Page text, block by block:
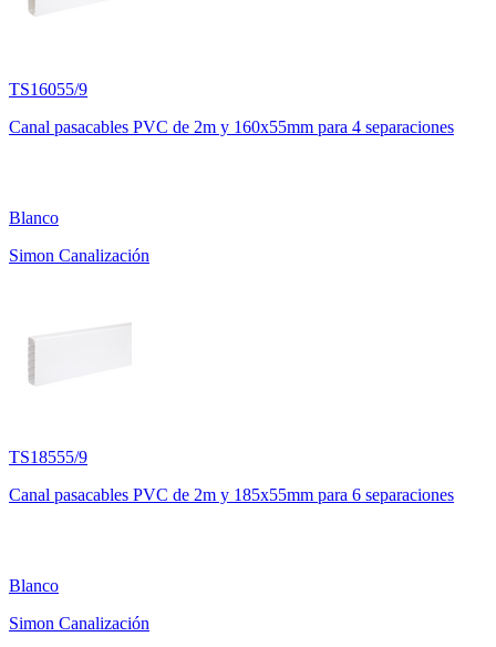
TS16055/9
Canal pasacables PVC de 2m y 160x55mm para 4 separaciones
Blanco
Simon Canalización
TS18555/9
Canal pasacables PVC de 2m y 185x55mm para 6 separaciones
Blanco
Simon Canalización